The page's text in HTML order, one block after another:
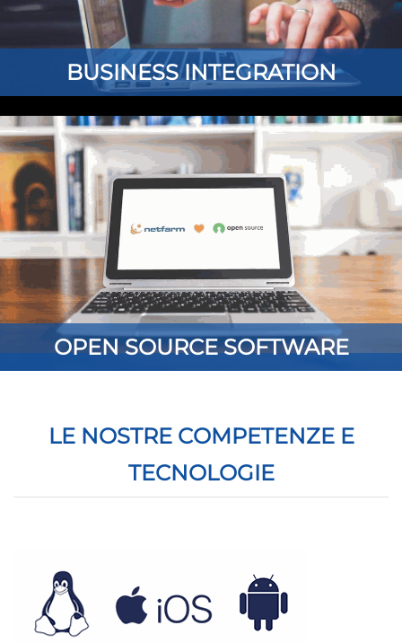
BUSINESS INTEGRATION
OPEN SOURCE SOFTWARE
LE NOSTRE COMPETENZE E
TECNOLOGIE